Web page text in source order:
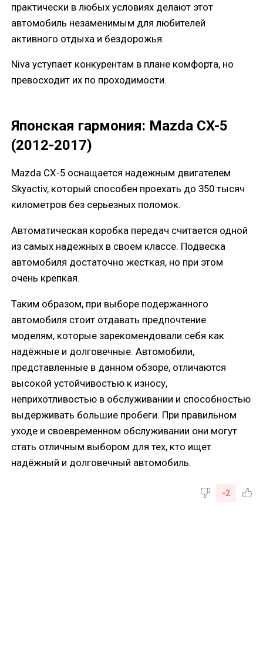
практически в любых условиях делают этот
автомобиль незаменимым для любителей
активного отдыха и бездорожья.
Niva уступает конкурентам в плане комфорта, но
превосходит их по проходимости.
Японская гармония: Mazda CX-5
(2012-2017)
Mazda CX-5 оснащается надежным двигателем
Skyactiv, который способен проехать до 350 тысяч
километров без серьезных поломок.
Автоматическая коробка передач считается одной
из самых надежных в своем классе. Подвеска
автомобиля достаточно жесткая, но при этом
очень крепкая.
Таким образом, при выборе подержанного
автомобиля стоит отдавать предпочтение
моделям, которые зарекомендовали себя как
надёжные и долговечные. Автомобили,
представленные в данном обзоре, отличаются
высокой устойчивостью к износу,
неприхотливостью в обслуживании и способностью
выдерживать большие пробеги. При правильном
уходе и своевременном обслуживании они могут
стать отличным выбором для тех, кто ищет
надёжный и долговечный автомобиль.
-2